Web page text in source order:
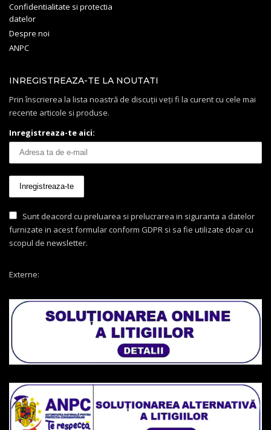
Confidentialitate si protectia
datelor
Despre noi
ANPC
INREGISTREAZA-TE LA NOUTATI
Prin înscrierea la lista noastră de discuții veți fi la curent cu cele mai
recente articole si produse.
Inregistreaza-te aici:
Sunt deacord cu preluarea si prelucrarea in siguranta a datelor
furnizate in acest formular conform GDPR si sa fie utilizate doar cu
scopul de newsletter.
Externe: